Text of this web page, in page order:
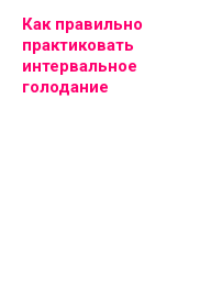
Как правильно
практиковать
интервальное
голодание